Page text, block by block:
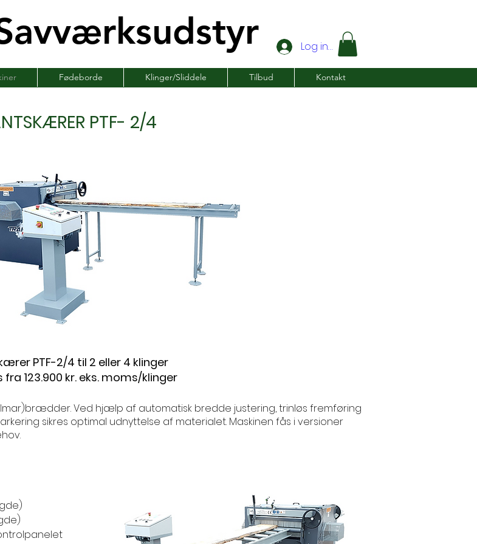
Log ind
Fødeborde Klinger/Sliddele Tilbud Kontakt
PTF- 2/4
PTF-2/4 til 2 eller 4 klinger
fra 123.900 kr. eks. moms/klinger
Ved hjælp af automatisk bredde justering, trinløs fremføring
sikres optimal udnyttelse af materialet. Maskinen fås i versioner